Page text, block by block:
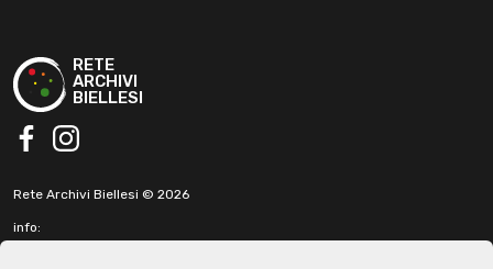
RETE
ARCHIVI
BIELLESI
Rete Archivi Biellesi © 2026
info: